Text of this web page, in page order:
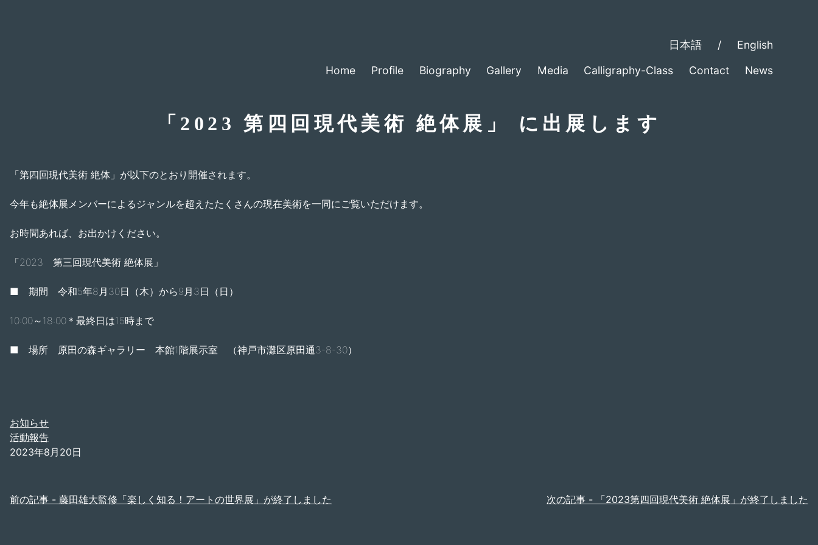
日本語 /
English
Home
Profile Biography Gallery Media Calligraphy-Class Contact News
「2023 第四回現代美術 絶体展」 に出展します
「第四回現代美術 絶体」が以下のとおり開催されます。
今年も絶体展メンバーによるジャンルを超えたたくさんの現在美術を一同にご覧いただけます。
お時間あれば、お出かけください。
「2023 第三回現代美術 絶体展」
■ 期間 令和5年8月30日（木）から9月3日（日）
10:00～18:00＊最終日は15時まで
■ 場所 原田の森ギャラリー 本館1階展示室 （神戸市灘区原田通3-8-30）
お知らせ
活動報告
2023年8月20日
投
前の記事 - 藤田雄大監修「楽しく知る！アートの世界展」が終了しました 次の記事 - 「2023第四回現代美術 絶体展」が終了しました